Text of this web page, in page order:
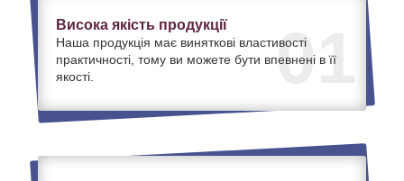
01
Висока якість продукції
Наша продукція має виняткові властивості
практичності, тому ви можете бути впевнені в її
якості.